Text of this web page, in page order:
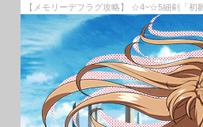
【メモリーデフラグ攻略】 ☆4~☆5細剣「初